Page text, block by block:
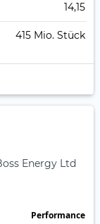
14,15
415 Mio. Stück
Energy Ltd
Perfor­mance